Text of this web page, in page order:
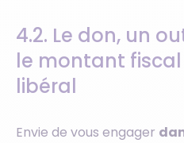
4.2. Le don, un
le montant fiscal
libéral
Envie de vous engager